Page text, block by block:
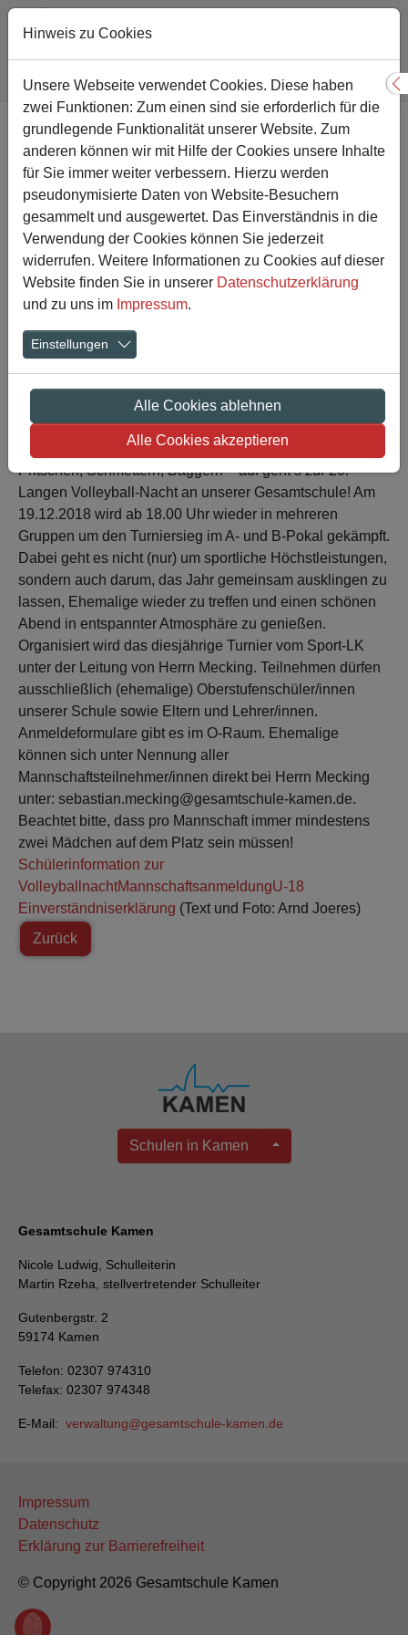
Zum Hauptinhalt springen
Sie sind hier:
Gesamtschule Nachricht
Pritschen, Schmettern,
Baggern – 20. Lange
Volleyball-Nacht
29.11.2018 Aktuelles
Pritschen, Schmettern, Baggern – auf geht’s zur 20.
Langen Volleyball-Nacht an unserer Gesamtschule! Am
19.12.2018 wird ab 18.00 Uhr wieder in mehreren
Gruppen um den Turniersieg im A- und B-Pokal gekämpft.
Dabei geht es nicht (nur) um sportliche Höchstleistungen,
sondern auch darum, das Jahr gemeinsam ausklingen zu
lassen, Ehemalige wieder zu treffen und einen schönen
Abend in entspannter Atmosphäre zu genießen.
Organisiert wird das diesjährige Turnier vom Sport-LK
unter der Leitung von Herrn Mecking. Teilnehmen dürfen
ausschließlich (ehemalige) Oberstufenschüler/innen
unserer Schule sowie Eltern und Lehrer/innen.
Anmeldeformulare gibt es im O-Raum. Ehemalige
können sich unter Nennung aller
Mannschaftsteilnehmer/innen direkt bei Herrn Mecking
unter: sebastian.mecking@gesamtschule-kamen.de.
Beachtet bitte, dass pro Mannschaft immer mindestens
zwei Mädchen auf dem Platz sein müssen!
Schülerinformation zur
VolleyballnachtMannschaftsanmeldungU-18
Einverständniserklärung (Text und Foto: Arnd Joeres)
Zurück
Schulen in Kamen
Gesamtschule Kamen
Nicole Ludwig, Schulleiterin
Martin Rzeha, stellvertretender Schulleiter
Gutenbergstr. 2
59174 Kamen
Telefon: 02307 974310
Telefax: 02307 974348
E-Mail: verwaltung gesamtschule-kamen de
Impressum
Datenschutz
Erklärung zur Barrierefreiheit
© Copyright 2026 Gesamtschule Kamen
Hinweis zu Cookies
Unsere Webseite verwendet Cookies. Diese haben
zwei Funktionen: Zum einen sind sie erforderlich für die
grundlegende Funktionalität unserer Website. Zum
anderen können wir mit Hilfe der Cookies unsere Inhalte
für Sie immer weiter verbessern. Hierzu werden
pseudonymisierte Daten von Website-Besuchern
gesammelt und ausgewertet. Das Einverständnis in die
Verwendung der Cookies können Sie jederzeit
widerrufen. Weitere Informationen zu Cookies auf dieser
Website finden Sie in unserer Datenschutzerklärung
und zu uns im Impressum.
Einstellungen
Alle Cookies ablehnen
Alle Cookies akzeptieren